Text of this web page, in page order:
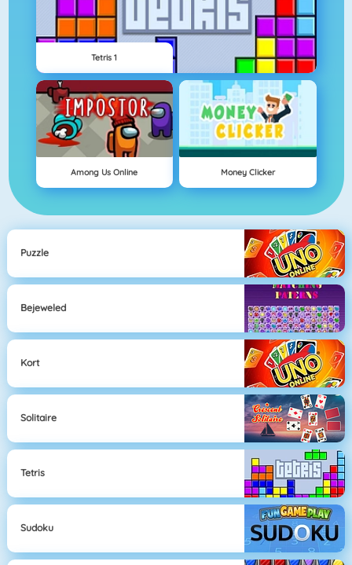
Tetris 1
Among Us Online Money Clicker
Puzzle
Bejeweled
Kort
Solitaire
Tetris
Sudoku